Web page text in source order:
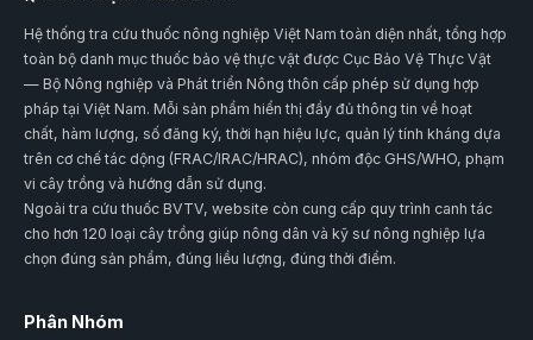
Hệ thống tra cứu thuốc nông nghiệp Việt Nam toàn diện nhất, tổng hợp
toàn bộ danh mục thuốc bảo vệ thực vật được Cục Bảo Vệ Thực Vật
— Bộ Nông nghiệp và Phát triển Nông thôn cấp phép sử dụng hợp
pháp tại Việt Nam. Mỗi sản phẩm hiển thị đầy đủ thông tin về hoạt
chất, hàm lượng, số đăng ký, thời hạn hiệu lực, quản lý tính kháng dựa
trên cơ chế tác dộng (FRAC/IRAC/HRAC), nhóm độc GHS/WHO, phạm
vi cây trồng và hướng dẫn sử dụng.
Ngoài tra cứu thuốc BVTV, website còn cung cấp quy trình canh tác
cho hơn 120 loại cây trồng giúp nông dân và kỹ sư nông nghiệp lựa
chọn đúng sản phẩm, đúng liều lượng, đúng thời điểm.
Phân Nhóm